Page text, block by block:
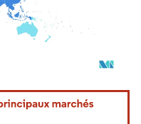
une attribution sous CC BY